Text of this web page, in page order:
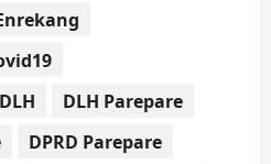
DLH
DLH Parepare
DPRD Parepare